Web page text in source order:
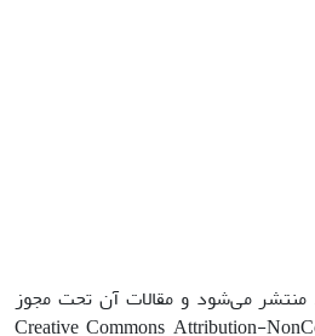
می‌شود و مقالات آن تحت مجوز
Creative Commons Attribution-